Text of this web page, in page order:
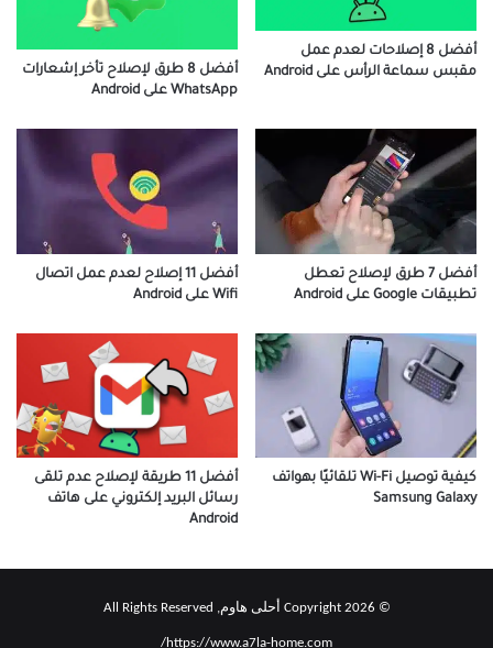
أفضل 8 إصلاحات لعدم عمل
مقبس سماعة الرأس على Android
أفضل 8 طرق لإصلاح تأخر إشعارات
WhatsApp على Android
أفضل 7 طرق لإصلاح تعطل
تطبيقات Google على Android
أفضل 11 إصلاح لعدم عمل اتصال
Wifi على Android
كيفية توصيل Wi-Fi تلقائيًا بهواتف
Samsung Galaxy
أفضل 11 طريقة لإصلاح عدم تلقى
رسائل البريد إلكتروني على هاتف
Android
© Copyright 2026 أحلى هاوم, All Rights Reserved
https://www.a7la-home.com/